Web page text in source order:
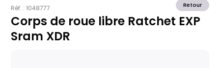
Retour
Réf. : 1048777
Corps de roue libre Ratchet EXP
Sram XDR